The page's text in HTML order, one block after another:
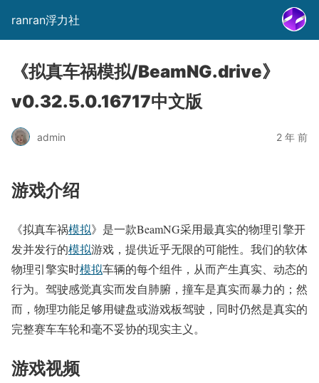
ranran浮力社
《拟真车祸模拟/BeamNG.drive》
v0.32.5.0.16717中文版
admin 2 年 前
游戏介绍
《拟真车祸模拟》是一款BeamNG采用最真实的物理引擎开
发并发行的模拟游戏，提供近乎无限的可能性。我们的软体
物理引擎实时模拟车辆的每个组件，从而产生真实、动态的
行为。驾驶感觉真实而发自肺腑，撞车是真实而暴力的；然
而，物理功能足够用键盘或游戏板驾驶，同时仍然是真实的
完整赛车车轮和毫不妥协的现实主义。
游戏视频